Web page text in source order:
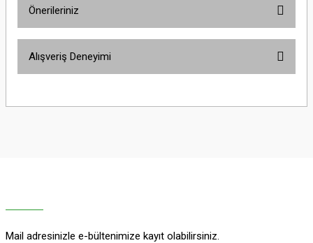
Önerileriniz
yetersiz gördüğünüz noktaları öneri formunu kullanarak tarafımıza
Alışveriş Deneyimi
Mail adresinizle e-bültenimize kayıt olabilirsiniz.